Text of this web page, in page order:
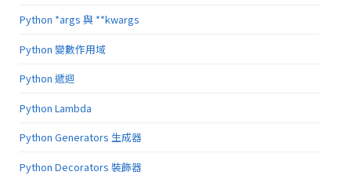
Python *args 與 **kwargs
Python 變數作用域
Python 遞迴
Python Lambda
Python Generators 生成器
Python Decorators 裝飾器